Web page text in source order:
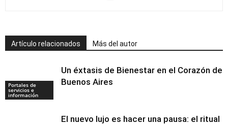
Artículo relacionados Más del autor
Portales de
servicios e
información
Un éxtasis de Bienestar en el Corazón de
Buenos Aires
El nuevo lujo es hacer una pausa: el ritual